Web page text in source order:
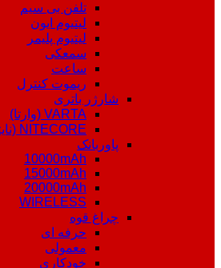
تلفن بی سیم
لیتیوم ایون
لیتیوم پلیمر
سمعکی
ساعت
ریموت کنترل
شارژر باتری
VARTA (وارتا)
NITECORE (نایتکور)
پاوربانک
10000mAh
15000mAh
20000mAh
WIRELESS
چراغ قوه
حرفه ای
معمولی
خودکاری